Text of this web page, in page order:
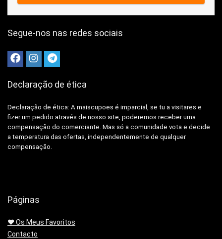
Segue-nos nas redes sociais
Declaração de ética
Declaração de ética: A maiscupoes é imparcial, se tu a visitares e
fizer um pedido através de nosso site, poderemos receber uma
compensação do comerciante. Mas só a comunidade vota e decide
a temperatura das ofertas, independentemente de qualquer
compensação.
Páginas
❤️ Os Meus Favoritos
Contacto